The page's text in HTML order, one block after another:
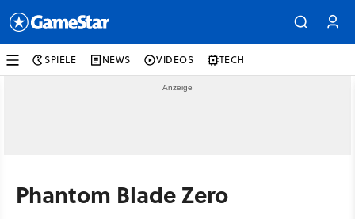
SPIELE NEWS VIDEOS TECH
Phantom Blade Zero